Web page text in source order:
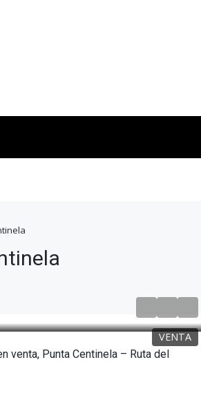
VENTA
venta, Punta Centinela – Ruta del